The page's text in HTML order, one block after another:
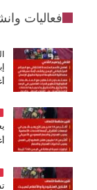
فعاليات